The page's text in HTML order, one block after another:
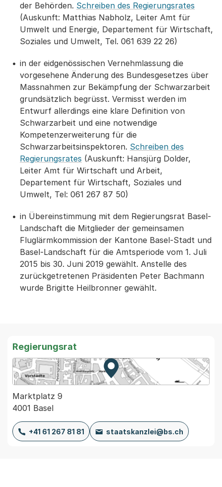
der Behörden. Schreiben des Regierungsrates
(Auskunft: Matthias Nabholz, Leiter Amt für
Umwelt und Energie, Departement für Wirtschaft,
Soziales und Umwelt, Tel. 061 639 22 26)
in der eidgenössischen Vernehmlassung die
vorgesehene Änderung des Bundesgesetzes über
Massnahmen zur Bekämpfung der Schwarzarbeit
grundsätzlich begrüsst. Vermisst werden im
Entwurf allerdings eine klare Definition von
Schwarzarbeit und eine notwendige
Kompetenzerweiterung für die
Schwarzarbeitsinspektoren. Schreiben des
Regierungsrates (Auskunft: Hansjürg Dolder,
Leiter Amt für Wirtschaft und Arbeit,
Departement für Wirtschaft, Soziales und
Umwelt, Tel: 061 267 87 50)
in Übereinstimmung mit dem Regierungsrat Basel-
Landschaft die Mitglieder der gemeinsamen
Fluglärmkommission der Kantone Basel-Stadt und
Basel-Landschaft für die Amtsperiode vom 1. Juli
2015 bis 30. Juni 2019 gewählt. Anstelle des
zurückgetretenen Präsidenten Peter Bachmann
wurde Brigitte Heilbronner gewählt.
Regierungsrat
Zur Karte von MapBS.
Externer Link, wird in einem
Marktplatz 9
4001 Basel
+41 61 267 81 81 staatskanzlei@bs.ch